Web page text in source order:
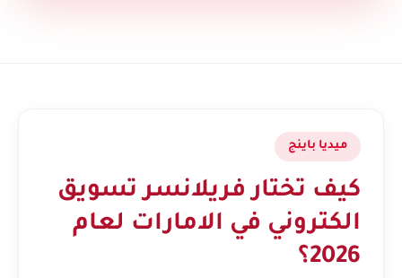
ميديا باينج
كيف تختار فريلانسر تسويق
الكتروني في الامارات لعام
2026؟